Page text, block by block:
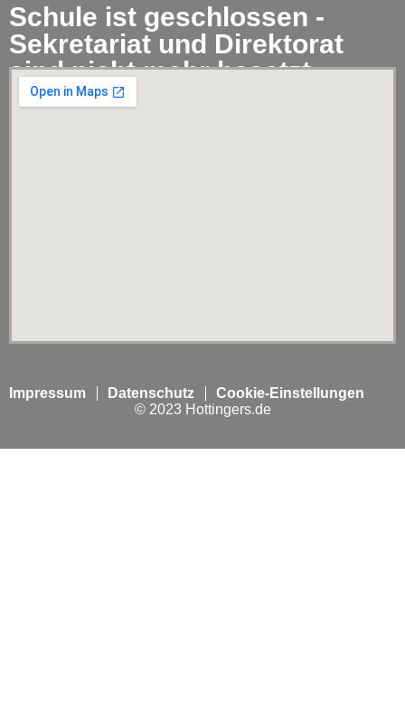
Schule ist geschlossen -
Sekretariat und Direktorat
sind nicht mehr besetzt.
Impressum Datenschutz
Cookie-Einstellungen
© 2023 Hottingers.de